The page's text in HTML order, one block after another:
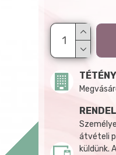
átvételi
küldünk.